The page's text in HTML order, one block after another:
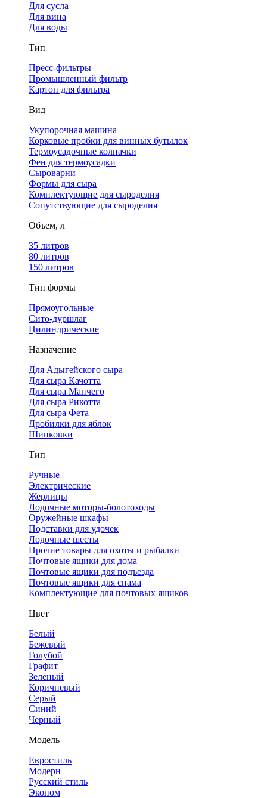
Для сусла
Для вина
Для воды
Тип
Пресс-фильтры
Промышленный фильтр
Картон для фильтра
Вид
Укупорочная машина
Корковые пробки для винных бутылок
Термоусадочные колпачки
Фен для термоусадки
Сыроварни
Формы для сыра
Комплектующие для сыроделия
Сопутствующие для сыроделия
Объем, л
35 литров
80 литров
150 литров
Тип формы
Прямоугольные
Сито-дуршлаг
Цилиндрические
Назначение
Для Адыгейского сыра
Для сыра Качотта
Для сыра Манчего
Для сыра Рикотта
Для сыра Фета
Дробилки для яблок
Шинковки
Тип
Ручные
Электрические
Жерлицы
Лодочные моторы-болотоходы
Оружейные шкафы
Подставки для удочек
Лодочные шесты
Прочие товары для охоты и рыбалки
Почтовые ящики для дома
Почтовые ящики для подъезда
Почтовые ящики для спама
Комплектующие для почтовых ящиков
Цвет
Белый
Бежевый
Голубой
Графит
Зеленый
Коричневый
Серый
Синий
Черный
Модель
Евростиль
Модерн
Русский стиль
Эконом